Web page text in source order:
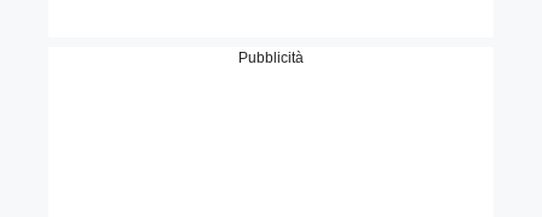
Pubblicità